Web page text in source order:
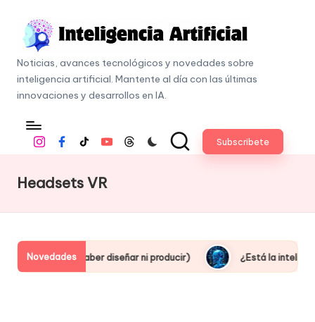
content
I
n
t
e
e
n
c
a
A
Noticias, avances tecnológicos y novedades sobre
inteligencia artificial. Mantente al día con las últimas
innovaciones y desarrollos en IA.
InstagramFacebookTiktokYoutubeThreads Subscribete
Headsets VR
Novedades
(sin saber diseñar ni producir) ¿Está la inteligencia